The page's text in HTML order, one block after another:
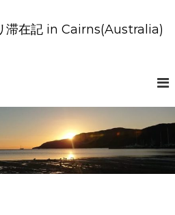
滞在記 in Cairns(Australia)